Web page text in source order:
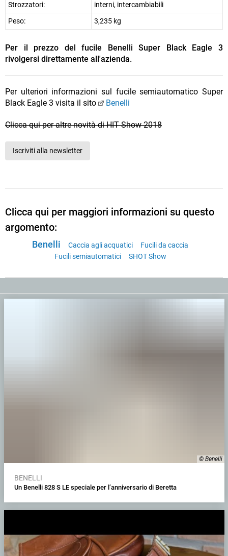
Strozzatori:
interni, intercambiabili
Peso:
3,235 kg
Per il prezzo del fucile Benelli Super Black Eagle 3
rivolgersi direttamente all'azienda.
Per ulteriori informazioni sul fucile semiautomatico Super
Black Eagle 3 visita il sito
Benelli
Clicca qui per altre novità di HIT Show 2018
Iscriviti alla newsletter
Clicca qui per maggiori informazioni su questo
argomento:
Benelli Caccia agli acquatici
Fucili da caccia
Fucili semiautomatici
SHOT Show
© Benelli
BENELLI
Un Benelli 828 S LE speciale per l’anniversario di Beretta